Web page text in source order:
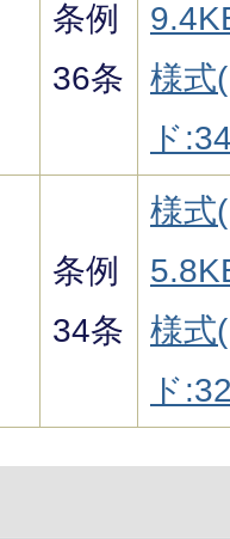
条例
36条
様式
ド
条例
34条
様式
様式
ド